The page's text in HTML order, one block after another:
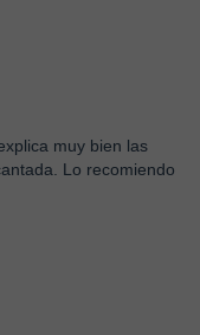
muy bien las
Lo recomiendo